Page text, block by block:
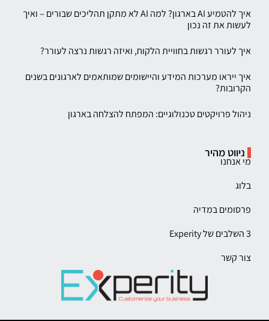
איך להטמיע AI בארגון? למה AI לא מתקן תהליכים שבורים – ואיך
לעשות את זה נכון
איך לעורר רגשות בחוויית הלקוח, ואיזה רגשות נרצה לעורר?
איך ייראו מערכות המידע והיישומים שמותאמים לארגונים בשנים
הקרובות?
ניהול פרויקטים טכנולוגיים: המפתח להצלחה בארגון
ניווט מהיר
מי אנחנו
בלוג
פרסומים במדיה
3 השלבים של Experity
צור קשר